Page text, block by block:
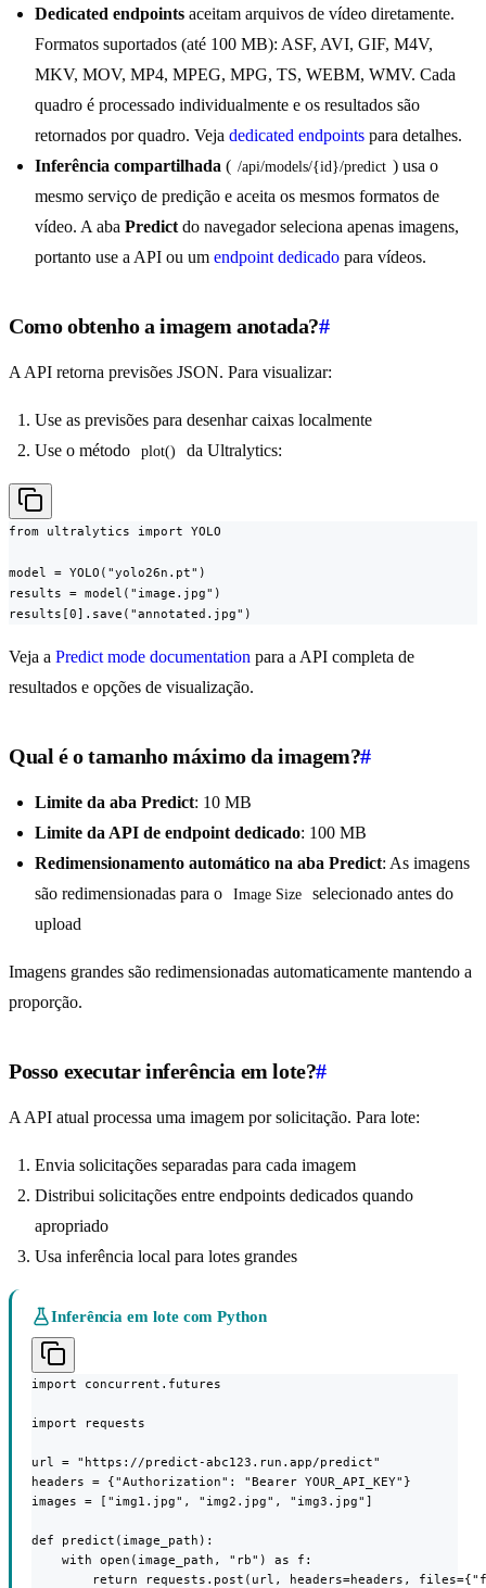
Dedicated endpoints aceitam arquivos de vídeo diretamente.
Formatos suportados (até 100 MB): ASF, AVI, GIF, M4V,
MKV, MOV, MP4, MPEG, MPG, TS, WEBM, WMV. Cada
quadro é processado individualmente e os resultados são
retornados por quadro. Veja dedicated endpoints para detalhes.
Inferência compartilhada ( /api/models/{id}/predict ) usa o
mesmo serviço de predição e aceita os mesmos formatos de
vídeo. A aba Predict do navegador seleciona apenas imagens,
portanto use a API ou um endpoint dedicado para vídeos.
Como obtenho a imagem anotada?#
A API retorna previsões JSON. Para visualizar:
Use as previsões para desenhar caixas localmente
Use o método
plot() da Ultralytics:
from ultralytics import YOLO
model = YOLO("yolo26n.pt")
results = model("image.jpg")
results[0].save("annotated.jpg")
Veja a Predict mode documentation para a API completa de
resultados e opções de visualização.
Qual é o tamanho máximo da imagem?#
Limite da aba Predict: 10 MB
Limite da API de endpoint dedicado: 100 MB
Redimensionamento automático na aba Predict: As imagens
são redimensionadas para o
Image Size
selecionado antes do
upload
Imagens grandes são redimensionadas automaticamente mantendo a
proporção.
Posso executar inferência em lote?#
A API atual processa uma imagem por solicitação. Para lote:
Envia solicitações separadas para cada imagem
Distribui solicitações entre endpoints dedicados quando
apropriado
Usa inferência local para lotes grandes
Inferência em lote com Python
import concurrent.futures
import requests
url = "https://predict-abc123.run.app/predict"
headers = {"Authorization": "Bearer YOUR_API_KEY"}
images = ["img1.jpg", "img2.jpg", "img3.jpg"]
def predict(image_path):
    with open(image_path, "rb") as f:
return requests.post(url, headers=headers,